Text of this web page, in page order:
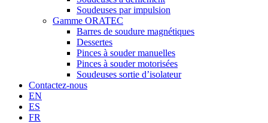
Soudeuses par impulsion
Gamme ORATEC
Barres de soudure magnétiques
Dessertes
Pinces à souder manuelles
Pinces à souder motorisées
Soudeuses sortie d’isolateur
Contactez-nous
EN
ES
FR